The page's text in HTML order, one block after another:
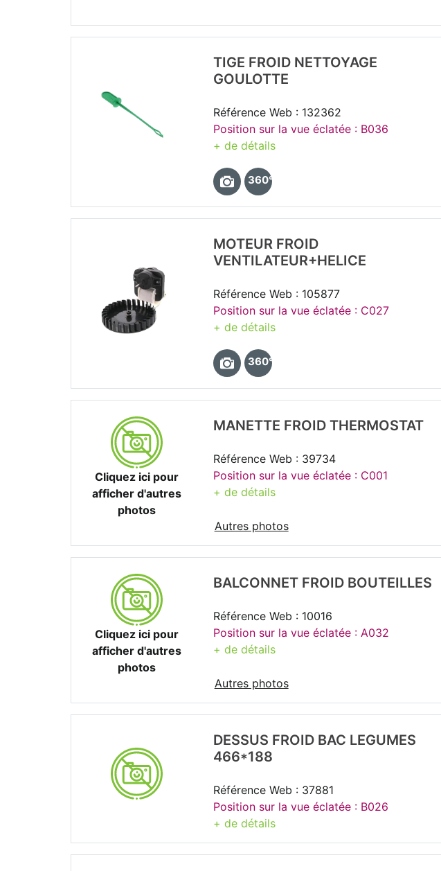
TIGE FROID NETTOYAGE
GOULOTTE
Référence Web : 132362
Position sur la vue éclatée : B036
+ de détails
360°
MOTEUR FROID
VENTILATEUR+HELICE
Référence Web : 105877
Position sur la vue éclatée : C027
+ de détails
360°
Cliquez ici pour
afficher d'autres
photos
MANETTE FROID THERMOSTAT
Référence Web : 39734
Position sur la vue éclatée : C001
+ de détails
Autres photos
Cliquez ici pour
afficher d'autres
photos
BALCONNET FROID BOUTEILLES
Référence Web : 10016
Position sur la vue éclatée : A032
+ de détails
Autres photos
DESSUS FROID BAC LEGUMES
466*188
Référence Web : 37881
Position sur la vue éclatée : B026
+ de détails